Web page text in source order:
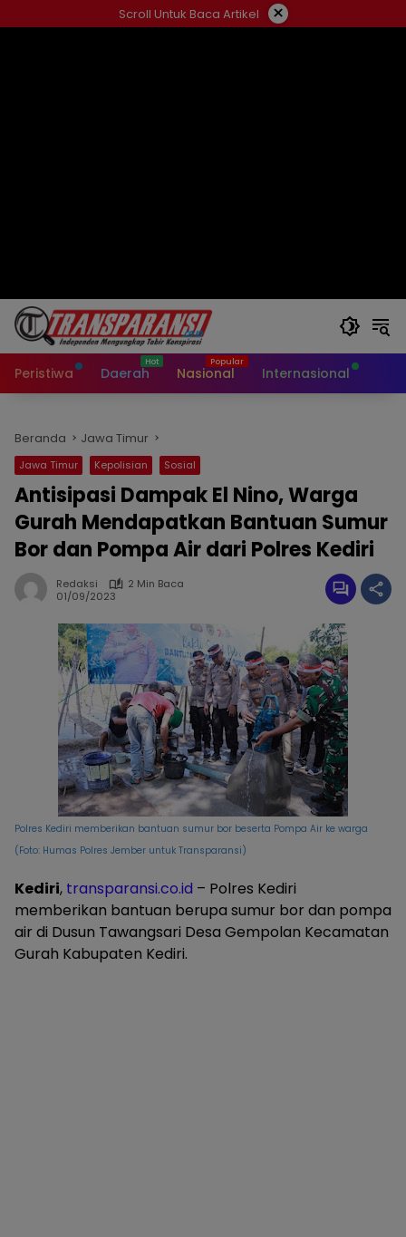
ke
Scroll Untuk Baca Artikel ×
Peristiwa Daerah Nasional Internasional
Beranda Jawa Timur
Jawa Timur Kepolisian Sosial
Antisipasi Dampak El Nino, Warga
Gurah Mendapatkan Bantuan Sumur
Bor dan Pompa Air dari Polres Kediri
Redaksi
2 Min Baca
01/09/2023
Polres Kediri memberikan bantuan sumur bor beserta Pompa Air ke warga
(Foto: Humas Polres Jember untuk Transparansi)
Kediri, transparansi.co.id – Polres Kediri
memberikan bantuan berupa sumur bor dan pompa
air di Dusun Tawangsari Desa Gempolan Kecamatan
Gurah Kabupaten Kediri.